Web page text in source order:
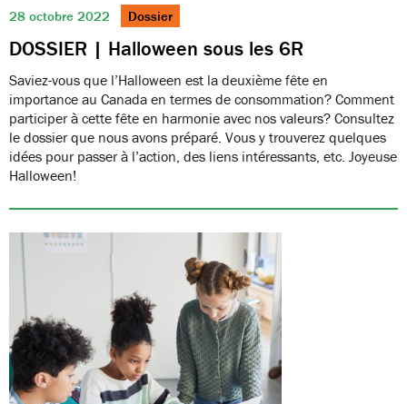
28 octobre 2022 Dossier
DOSSIER | Halloween sous les 6R
Saviez-vous que l’Halloween est la deuxième fête en
importance au Canada en termes de consommation? Comment
participer à cette fête en harmonie avec nos valeurs? Consultez
le dossier que nous avons préparé. Vous y trouverez quelques
idées pour passer à l’action, des liens intéressants, etc. Joyeuse
Halloween!